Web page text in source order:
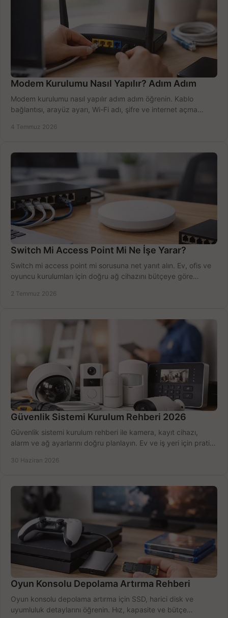
Modem Kurulumu Nasıl Yapılır? Adım Adım
Modem kurulumu nasıl yapılır adım adım öğrenin. Kablo
bağlantısı, arayüz ayarı, Wi-Fi adı, şifre ve internet açma
4 Temmuz 2026
Switch Mi Access Point Mi Ne İşe Yarar?
Switch mi access point mi sorusuna net yanıt alın. Ev, ofis ve
oyuncu kurulumları için doğru ağ cihazını bütçeye göre
2 Temmuz 2026
Güvenlik Sistemi Kurulum Rehberi 2026
Güvenlik sistemi kurulum rehberi ile kamera, kayıt cihazı,
alarm ve ağ ayarlarını doğru planlayın. Ev ve iş yeri için pratik
30 Haziran 2026
Oyun Konsolu Depolama Artırma Rehberi
Oyun konsolu depolama artırma için SSD, harici disk ve
uyumluluk detaylarını öğrenin. Hız, kapasite ve bütçe